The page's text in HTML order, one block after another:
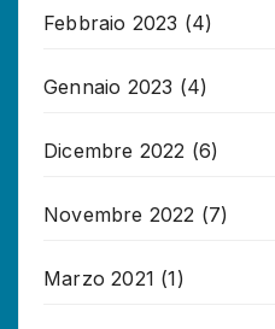
Febbraio 2023 (4)
Gennaio 2023 (4)
Dicembre 2022 (6)
Novembre 2022 (7)
Marzo 2021 (1)